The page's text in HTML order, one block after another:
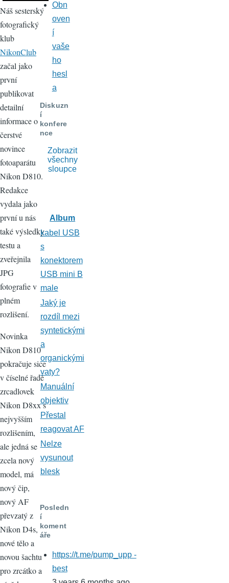
Náš sesterský
fotografický
klub
NikonClub
začal jako
první
publikovat
detailní
informace o
čerstvé
novince
fotoaparátu
Nikon D810.
Redakce
vydala jako
první u nás
také výsledky
testu a
zveřejnila
JPG
fotografie v
plném
rozlišení.
Novinka
Nikon D810
pokračuje sice
v číselné řadě
zrcadlovek
Nikon D8xx s
nejvyšším
rozlišením,
ale jedná se
zcela nový
model, má
nový čip,
nový AF
převzatý z
Nikon D4s,
nové tělo a
novou šachtu
pro zrcátko a
Obn
oven
í
vaše
ho
hesl
a
Diskuzn
í
konfere
nce
Zobrazit
všechny
sloupce
Album
kabel USB
s
konektorem
USB mini B
male
Jaký je
rozdíl mezi
syntetickými
a
organickými
vaty?
Manuální
objektiv
Přestal
reagovat AF
Nelze
vysunout
blesk
Posledn
í
koment
áře
https://t.me/pump_upp -
best